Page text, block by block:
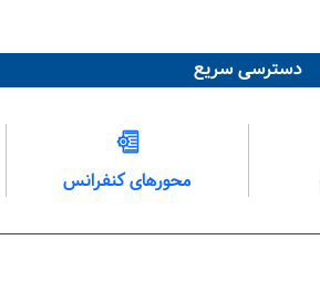
دسترسی سریع
محورهای کنفرانس